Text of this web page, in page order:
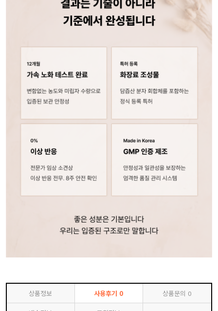
상품정보 사용후기 0 상품문의 0